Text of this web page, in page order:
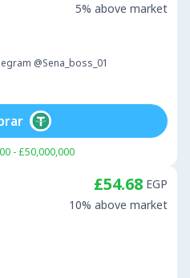
@Sena_boss_01
5% above market
- £50,000,000
£54.68 EGP
10% above market